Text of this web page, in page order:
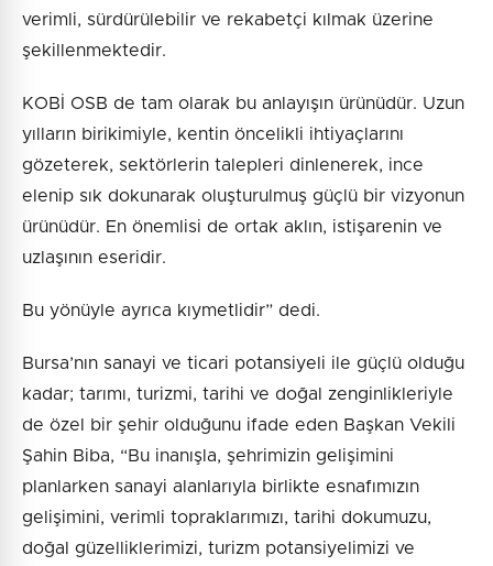
verimli, sürdürülebilir ve rekabetçi kılmak üzerine
şekillenmektedir.
KOBİ OSB de tam olarak bu anlayışın ürünüdür. Uzun
yılların birikimiyle, kentin öncelikli ihtiyaçlarını
gözeterek, sektörlerin talepleri dinlenerek, ince
elenip sık dokunarak oluşturulmuş güçlü bir vizyonun
ürünüdür. En önemlisi de ortak aklın, istişarenin ve
uzlaşının eseridir.
Bu yönüyle ayrıca kıymetlidir” dedi.
Bursa’nın sanayi ve ticari potansiyeli ile güçlü olduğu
kadar; tarımı, turizmi, tarihi ve doğal zenginlikleriyle
de özel bir şehir olduğunu ifade eden Başkan Vekili
Şahin Biba, “Bu inanışla, şehrimizin gelişimini
planlarken sanayi alanlarıyla birlikte esnafımızın
gelişimini, verimli topraklarımızı, tarihi dokumuzu,
doğal güzelliklerimizi, turizm potansiyelimizi ve